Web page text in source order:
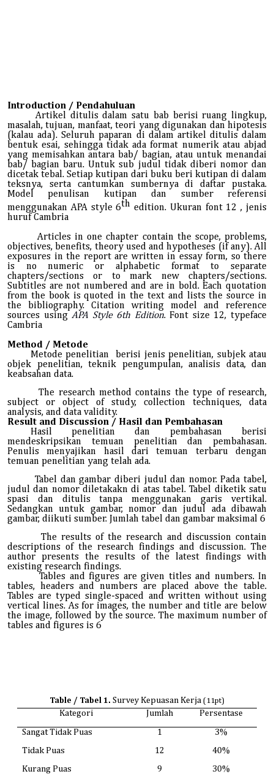
Introduction / Pendahuluan
Artikel ditulis dalam satu bab berisi ruang lingkup,
masalah, tujuan, manfaat, teori yang digunakan dan hipotesis
(kalau ada). Seluruh paparan di dalam artikel ditulis dalam
bentuk esai, sehingga tidak ada format numerik atau abjad
yang memisahkan antara bab/ bagian, atau untuk menandai
bab/ bagian baru. Untuksub judul tidak diberi nomor dan
dicetak tebal. Setiap kutipan dari buku beri kutipan di dalam
teksnya, serta cantumkan sumbernya di daftar pustaka.
Model penulisan kutipan dan sumber referensi
menggunakan APA style 6th edition. Ukuran font 12 , jenis
huruf Cambria
Articles in one chapter contain the scope, problems,
objectives, benefits, theory used and hypotheses (if any). All
exposures in the report are written in essay form, so there
is no numeric or alphabetic format to separate
chapters/sections or to mark new chapters/sections.
Subtitles are not numbered and are in bold. Each quotation
from the book is quoted in the text and lists the source in
the bibliography. Citation writing model and reference
sources usingAPA Style 6th Edition. Font size 12, typeface
Cambria
Method / Metode
Metode penelitian berisi jenis penelitian, subjek atau
objek penelitian, teknik pengumpulan, analisis data, dan
keabsahan data.
The research method contains the type of research,
subject or object of study, collection techniques, data
analysis, and data validity.
Result and Discussion / Hasil dan Pembahasan
Hasil penelitian dan pembahasan berisi
mendeskripsikan temuan penelitian dan pembahasan.
Penulis menyajikan hasil dari temuan terbaru dengan
temuan penelitian yang telah ada.
Tabel dan gambar diberi judul dan nomor. Pada tabel,
judul dan nomor diletakakn di atas tabel. Tabel diketik satu
spasi dan ditulis tanpa menggunakan garis vertikal.
Sedangkan untuk gambar, nomor dan judul ada dibawah
gambar, diikuti sumber. Jumlah tabel dan gambar maksimal 6
The results of the research and discussion contain
descriptions of the research findings and discussion. The
author presents the results of the latest findings with
existing research findings.
Tables and figures are given titles and numbers. In
tables, headers and numbers are placed above the table.
Tables are typed single-spaced and written without using
vertical lines. As for images, the number and title are below
the image, followed by the source. The maximum number of
tables and figures is 6
Table / Tabel 1. Survey Kepuasan Kerja (11pt)
Kategori Jumlah Persentase
Sangat Tidak Puas 1 3%
Tidak Puas 12 40%
Kurang Puas 9 30%